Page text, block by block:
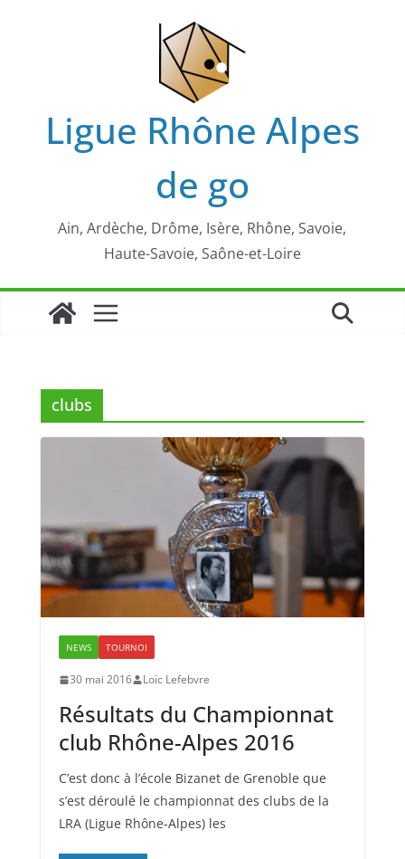
Ligue Rhône Alpes
de go
Ain, Ardèche, Drôme, Isère, Rhône, Savoie,
Haute-Savoie, Saône-et-Loire
clubs
NEWS TOURNOI
30 mai 2016 Loïc Lefebvre
Résultats du Championnat
club Rhône-Alpes 2016
C’est donc à l’école Bizanet de Grenoble que
s’est déroulé le championnat des clubs de la
LRA (Ligue Rhône-Alpes) les